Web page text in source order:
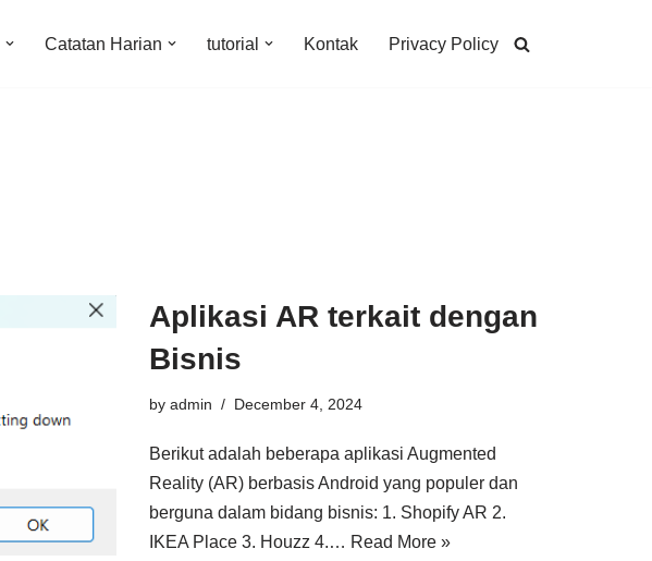
Catatan Harian tutorial Kontak Privacy Policy
Aplikasi AR terkait dengan
Bisnis
by admin December 4, 2024
Berikut adalah beberapa aplikasi Augmented
Reality (AR) berbasis Android yang populer dan
berguna dalam bidang bisnis: 1. Shopify AR 2.
IKEA Place 3. Houzz 4.… Read More »